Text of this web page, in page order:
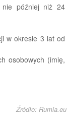
nie później niż 24
w okresie 3 lat od
osobowych (imię,
Źródło: Rumia.eu